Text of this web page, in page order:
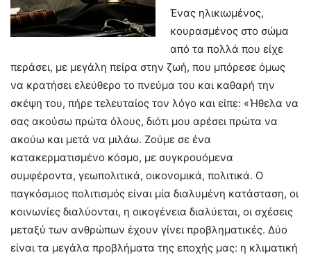
Ένας ηλικιωμένος,
κουρασμένος στο σώμα
από τα πολλά που είχε
περάσει, με μεγάλη πείρα στην ζωή, που μπόρεσε όμως
να κρατήσει ελεύθερο το πνεύμα του και καθαρή την
σκέψη του, πήρε τελευταίος τον λόγο και είπε: «Ήθελα να
σας ακούσω πρώτα όλους, διότι μου αρέσει πρώτα να
ακούω και μετά να μιλάω. Ζούμε σε ένα
κατακερματισμένο κόσμο, με συγκρουόμενα
συμφέροντα, γεωπολιτικά, οικονομικά, πολιτικά. Ο
παγκόσμιος πολιτισμός είναι μία διαλυμένη κατάσταση, οι
κοινωνίες διαλύονται, η οικογένεια διαλύεται, οι σχέσεις
μεταξύ των ανθρώπων έχουν γίνει προβληματικές. Δύο
είναι τα μεγάλα προβλήματα της εποχής μας: η κλιματική